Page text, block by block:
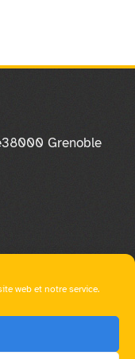
web et notre service.
38000 Grenoble